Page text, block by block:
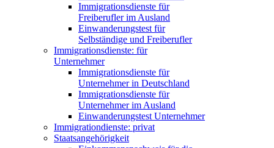
Immigrationsdienste für
Freiberufler im Ausland
Einwanderungstest für
Selbständige und Freiberufler
Immigrationsdienste: für
Unternehmer
Immigrationsdienste für
Unternehmer in Deutschland
Immigrationsdienste für
Unternehmer im Ausland
Einwanderungstest Unternehmer
Immigrationdienste: privat
Staatsangehörigkeit